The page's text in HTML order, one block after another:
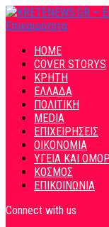
HOME
COVER STORYS
ΚΡΗΤΗ
ΕΛΛΑΔΑ
ΠΟΛΙΤΙΚΗ
MEDIA
ΕΠΙΧΕΙΡΗΣΕΙΣ
ΟΙΚΟΝΟΜΙΑ
ΥΓΕΙΑ ΚΑΙ
ΚΟΣΜΟΣ
ΕΠΙΚΟΙΝΩΝΙΑ
Connect with us